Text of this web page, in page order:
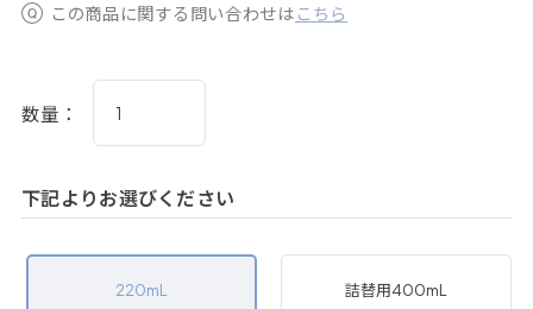
この商品に関する問い合わせは こちら
数量：
下記よりお選びください
220mL 詰替用400mL